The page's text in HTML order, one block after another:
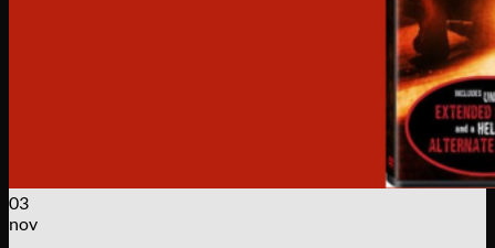
03
nov